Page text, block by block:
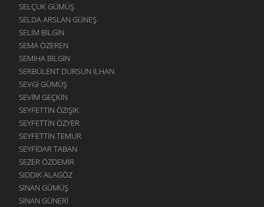
SELÇUK GÜMÜŞ
SELDA ARSLAN GÜNEŞ
SELIM BILGIN
SEMA ÖZEREN
SEMIHA BILGIN
SERBÜLENT DURSUN İLHAN
SEVGI GÜMÜŞ
SEVIM GEÇKIN
SEYFETTIN ÖZIŞIK
SEYFETTIN ÖZYER
SEYFETTIN TEMUR
SEYFIDAR TABAN
SEZER ÖZDEMIR
SIDDIK ALAGÖZ
SINAN GÜMÜŞ
SINAN GÜNERI